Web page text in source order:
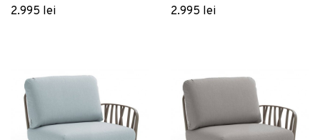
dreapta/stanga cadru
2.995 lei
dreapta/stanga cadru
2.995 lei